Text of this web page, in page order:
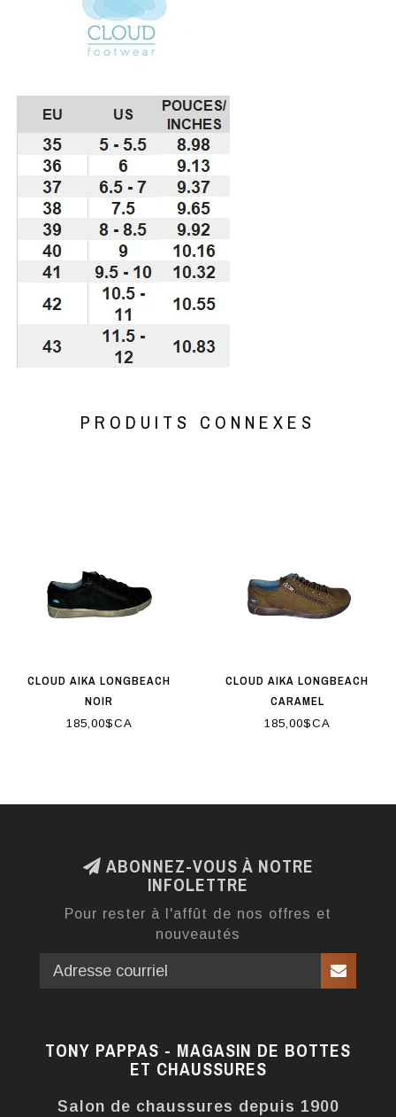
PRODUITS CONNEXES
CLOUD AIKA LONGBEACH
NOIR
185,00$CA
CLOUD AIKA LONGBEACH
CARAMEL
185,00$CA
ABONNEZ-VOUS À NOTRE
INFOLETTRE
Pour rester à l'affût de nos offres et
nouveautés
TONY PAPPAS - MAGASIN DE BOTTES
ET CHAUSSURES
Salon de chaussures depuis 1900